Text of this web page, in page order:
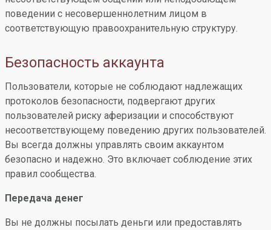
поведении с несовершеннолетним лицом в
соответствующую правоохранительную структуру.
Безопасность аккаунта
Пользователи, которые не соблюдают надлежащих
протоколов безопасности, подвергают других
пользователей риску аферизации и способствуют
несоответствующему поведению других пользователей.
Вы всегда должны управлять своим аккаунтом
безопасно и надежно. Это включает соблюдение этих
правил сообщества.
Передача денег
Вы не должны посылать деньги или предоставлять